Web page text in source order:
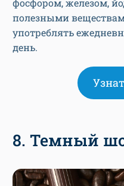
полезными
употреблять
день.
8. Темный